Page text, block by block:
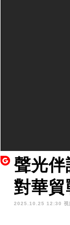
聲光
對華
2025.10.25 12:30 視